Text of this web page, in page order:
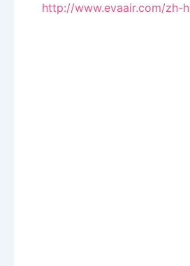
http://www.evaair.com/zh-